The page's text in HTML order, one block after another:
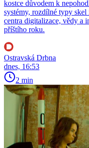
kostce důvodem k
systémy, rozdílné typy
centra digitalizace, vědy a
příštího roku.
Ostravská Drbna
dnes, 16:53
2 min